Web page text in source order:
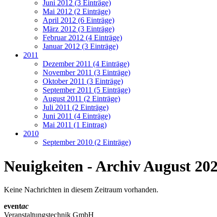
Juni 2012 (3 Einträge)
Mai 2012 (2 Einträge)
April 2012 (6 Einträge)
März 2012 (3 Einträge)
Februar 2012 (4 Einträge)
Januar 2012 (3 Einträge)
2011
Dezember 2011 (4 Einträge)
November 2011 (3 Einträge)
Oktober 2011 (3 Einträge)
September 2011 (5 Einträge)
August 2011 (2 Einträge)
Juli 2011 (2 Einträge)
Juni 2011 (4 Einträge)
Mai 2011 (1 Eintrag)
2010
September 2010 (2 Einträge)
Neuigkeiten - Archiv August
Keine Nachrichten in diesem Zeitraum vorhanden.
eventac
Veranstaltungstechnik GmbH